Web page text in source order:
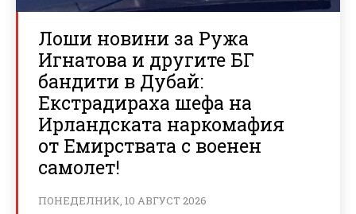
Лоши новини за Ружа
Игнатова и другите БГ
бандити в Дубай:
Екстрадираха шефа на
Ирландската наркомафия
от Емирствата с военен
самолет!
ПОНЕДЕЛНИК, 10 АВГУСТ 2026